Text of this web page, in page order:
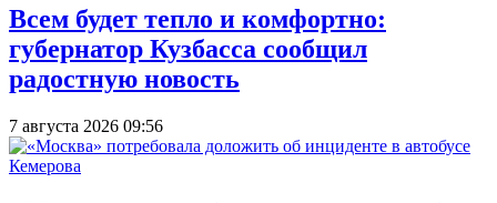
Всем будет тепло и комфортно:
губернатор Кузбасса сообщил
радостную новость
7 августа 2026 09:56